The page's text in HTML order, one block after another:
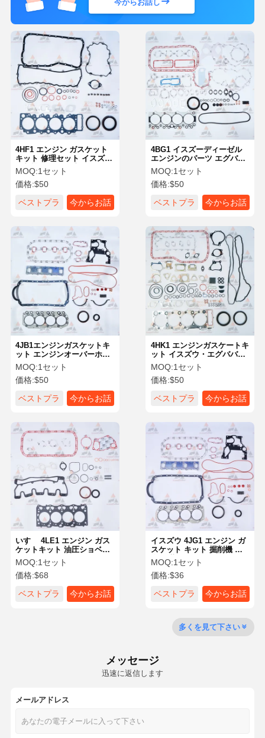
ホーム 製品 企業情報 会社案内
品質管理 お問い合わせ 今からお話し
幼虫のエンジン部分
クボタ エンジン部品
カミンズエンジン部品
今からお話し
4BG1 イスズーディーゼル
エンジンのパーツ エグババ
ター用ガスケットキット エ
ンジン修理
MOQ:1セット
価格:$50
ベストプラ
今からお話
4HF1 エンジン ガスケット
キット 修理セット イスズウ
掘削機 エンジン 部品
MOQ:1セット
価格:$50
ベストプラ
今からお話
4HK1 エンジンガスケートキ
ット イスズウ・エグババタ
ー エンジン部品用のガスケ
ートセット
MOQ:1セット
価格:$50
ベストプラ
今からお話
4JB1エンジンガスケットキ
ット エンジンオーバーホー
ルガスケットセット いすゞ
油圧ショベル エンジン部品
MOQ:1セット
価格:$50
ベストプラ
今からお話
イスズウ 4JG1 エンジン ガ
スケット キット 掘削機 完
全 改装 セット イスズウ 掘
削機 エンジン 部品
MOQ:1セット
価格:$36
ベストプラ
今からお話
いすゞ 4LE1 エンジン ガス
ケットキット 油圧ショベル
用 オーバーホールセット い
すゞ油圧ショベル エンジン
部品
MOQ:1セット
価格:$68
ベストプラ
今からお話
多くを見て下さい
メッセージ
迅速に返信します
メールアドレス